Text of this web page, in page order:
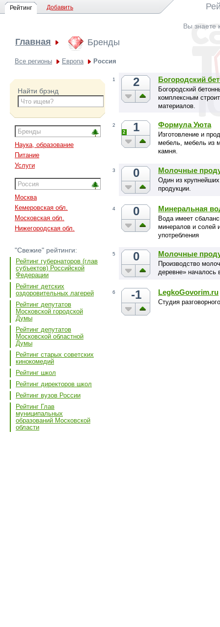
Рейтинг Добавить
Вы знаете
Главная Бренды
Все регионы Европа Россия
Найти брэнд
Наука, образование
Питание
Услуги
Москва
Кемеровская обл.
Московская обл.
Нижегородская обл.
"Свежие" рейтинги:
Рейтинг губернаторов (глав
субъектов) Российской
Федерации
Рейтинг детских
оздоровительных лагерей
Рейтинг депутатов
Московской городской
Думы
Рейтинг депутатов
Московской областной
Думы
Рейтинг старых советских
кинокомедий
Рейтинг школ
Рейтинг директоров школ
Рейтинг вузов России
Рейтинг Глав
муниципальных
образований Московской
области
1 2 Богородский
Богородский
комплексным
материалов.
2 1
2
Формула Уюта
Изготовление и
мебель, мебель из
камня.
3 0 Молочные
Один из
продукции.
4 0 Минеральная
Вода имеет
минералов и солей
употребления
5 0 Молочные
Производство
деревне» началось
6 -1 LegkoGovorim.ru
Студия